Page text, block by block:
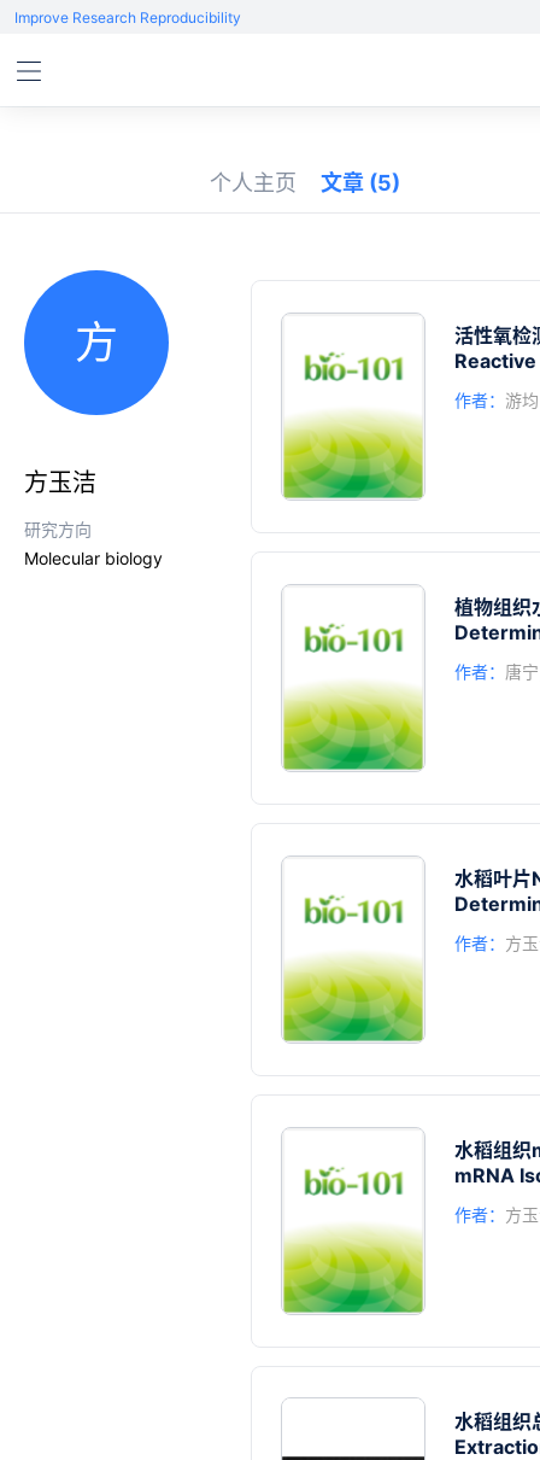
Improve Research Reproducibility
个人主页 文章 (5)
方
方玉洁
研究方向
Molecular biology
活性氧检
作者： 游均
植物组织
作者： 唐宁
水稻叶片
作者： 方
水稻组织
mRNA
作者： 方
水稻组织